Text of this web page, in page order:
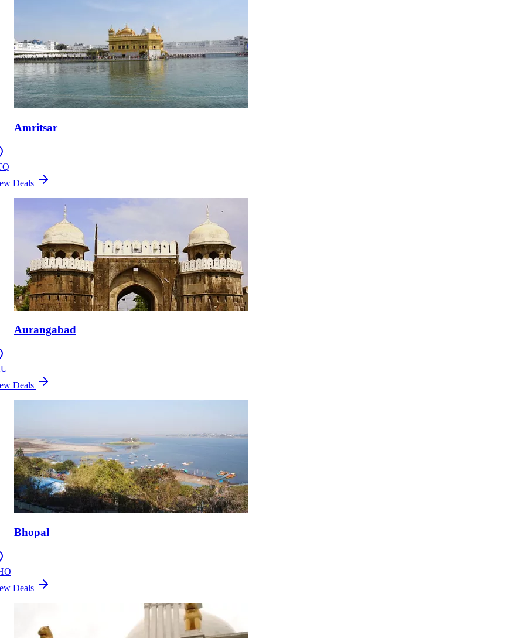
Amritsar
Deals
Aurangabad
Deals
Bhopal
Deals